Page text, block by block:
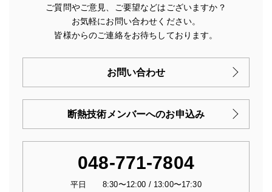
ご質問やご意見、ご要望などはございますか？
お気軽にお問い合わせください。
皆様からのご連絡をお待ちしております。
お問い合わせ
断熱技術メンバーへのお申込み
048-771-7804
平日 8:30〜12:00 / 13:00〜17:30